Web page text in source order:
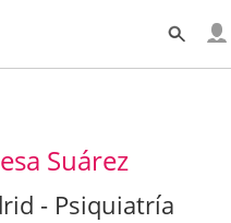
Suárez
- Psiquiatría